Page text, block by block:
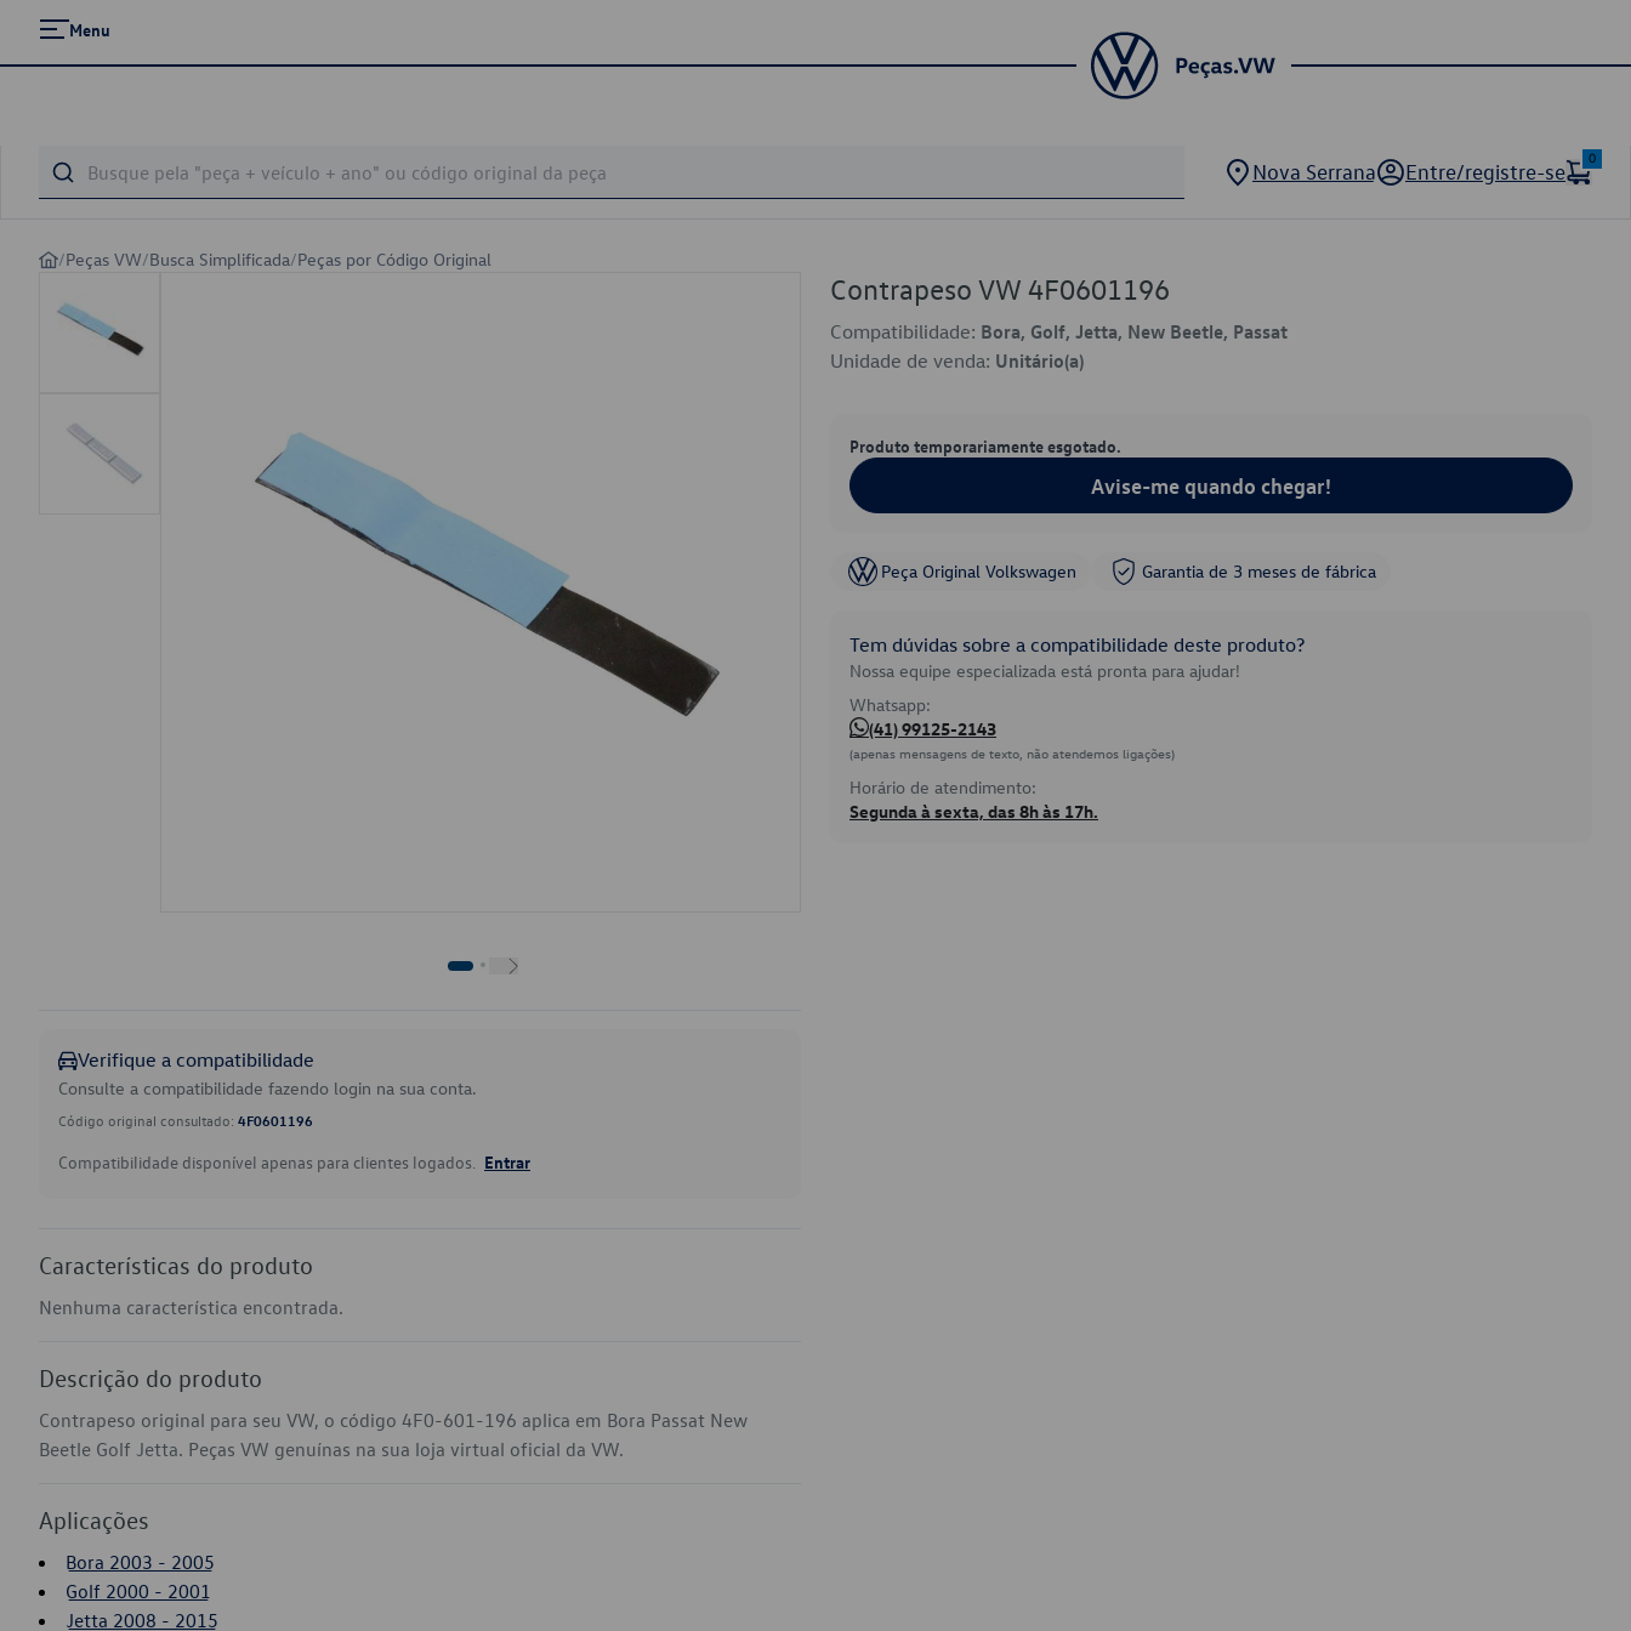
Menu
Nova Serrana Entre/registre-se
0
/Peças VW/Busca Simplificada/Peças por Código Original
Verifique a compatibilidade
Consulte a compatibilidade fazendo login na sua conta.
Código original consultado: 4F0601196
Compatibilidade disponível apenas para clientes logados. Entrar
Características do produto
Nenhuma característica encontrada.
Descrição do produto
Contrapeso original para seu VW, o código 4F0-601-196 aplica em Bora Passat New
Beetle Golf Jetta. Peças VW genuínas na sua loja virtual oficial da VW.
Aplicações
Bora 2003 - 2005
Golf 2000 - 2001
Jetta 2008 - 2015
Contrapeso VW 4F0601196
Compatibilidade: Bora, Golf, Jetta, New Beetle, Passat
Unidade de venda: Unitário(a)
Produto temporariamente esgotado.
Avise-me quando chegar!
Peça Original Volkswagen Garantia de 3 meses de fábrica
Tem dúvidas sobre a compatibilidade deste produto?
Nossa equipe especializada está pronta para ajudar!
Whatsapp:
(41) 99125-2143
(apenas mensagens de texto, não atendemos ligações)
Horário de atendimento:
Segunda à sexta, das 8h às 17h.